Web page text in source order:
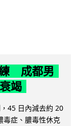
練 成都男
竭
45 日內減去約 20
毒症、膿毒性休克